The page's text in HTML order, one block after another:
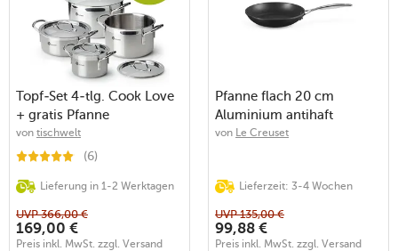
Topf-Set 4-tlg. Cook Love
+ gratis Pfanne
von tischwelt
(6)
Lieferung in 1-2 Werktagen
UVP366,00 €
169,00 €
Preis inkl. MwSt. zzgl. Versand
Pfanne flach 20 cm
Aluminium antihaft
von Le Creuset
Lieferzeit: 3-4 Wochen
UVP135,00 €
99,88 €
Preis inkl. MwSt. zzgl. Versand